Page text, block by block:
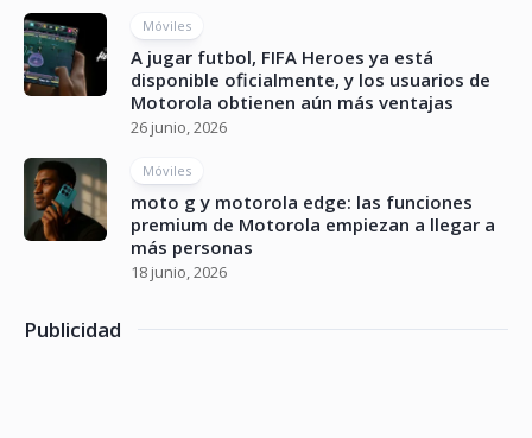
Móviles
A jugar futbol, FIFA Heroes ya está
disponible oficialmente, y los usuarios de
Motorola obtienen aún más ventajas
26 junio, 2026
Móviles
moto g y motorola edge: las funciones
premium de Motorola empiezan a llegar a
más personas
18 junio, 2026
Publicidad